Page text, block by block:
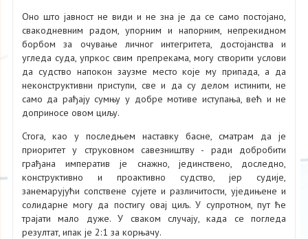
Оно што јавност не види и не зна је да се само постојано,
свакодневним радом, упорним и напорним, непрекидном
борбом за очување личног интегритета, достојанства и
угледа суда, упркос свим препрекама, могу створити услови
да судство напокон заузме место које му припада, а да
неконструктивни приступи, све и да су делом истинити, не
само да рађају сумњу у добре мотиве иступања, већ и не
доприносе овом циљу.
Стога, као у последњем наставку басне, сматрам да је
приоритет у струковном савезништву - ради добробити
грађана императив је снажно, јединствено, доследно,
конструктивно и проактивно судство, јер судије,
занемарујући сопствене сујете и различитости, уједињене и
солидарне могу да постигу овај циљ. У супротном, пут ће
трајати мало дуже. У сваком случају, када се погледа
резултат, ипак је 2:1 за корњачу.